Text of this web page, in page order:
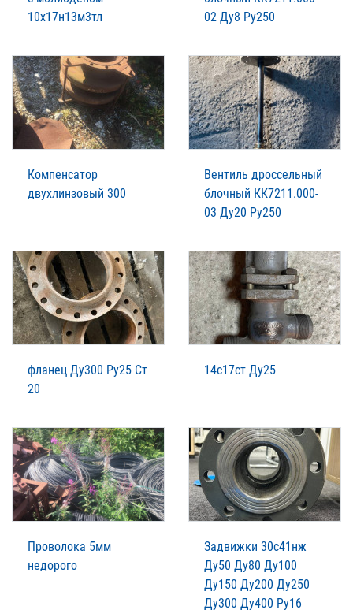
10х17н13м3тл
02 Ду8 Ру250
Компенсатор
двухлинзовый 300
Вентиль дроссельный
блочный КК7211.000-
03 Ду20 Ру250
фланец Ду300 Ру25 Ст
20
14с17ст Ду25
Проволока 5мм
недорого
Задвижки 30с41нж
Ду50 Ду80 Ду100
Ду150 Ду200 Ду250
Ду300 Ду400 Ру16